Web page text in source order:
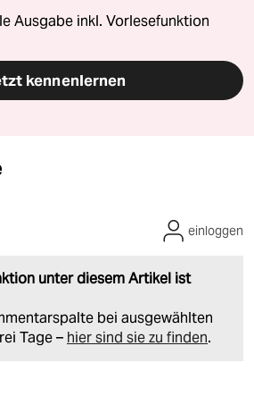
Ausgabe inkl. Vorlesefunktion
kennenlernen
unter diesem Artikel ist
bei ausgewählten
Tage – hier sind sie zu finden.
einloggen